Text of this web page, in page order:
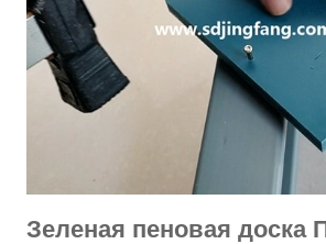
Зеленая пеновая доска